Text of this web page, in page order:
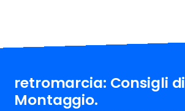
retromarcia: Consigli di
Montaggio.